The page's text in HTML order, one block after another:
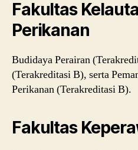
Fakultas
Perikanan
Budidaya Perairan
(Terakreditasi B), serta
Perikanan (Terakreditasi B).
Fakultas